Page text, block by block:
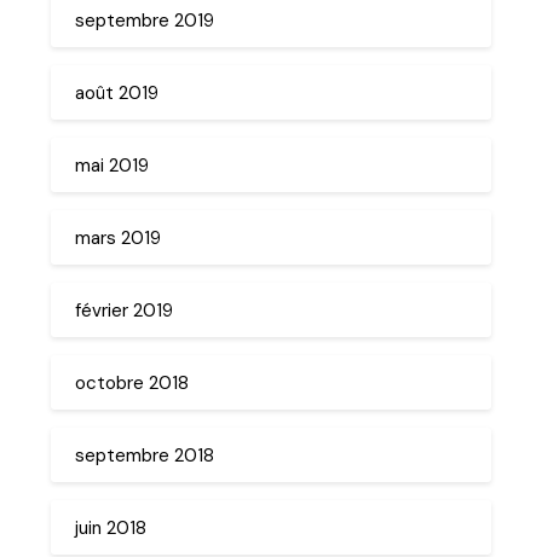
septembre 2019
août 2019
mai 2019
mars 2019
février 2019
octobre 2018
septembre 2018
juin 2018